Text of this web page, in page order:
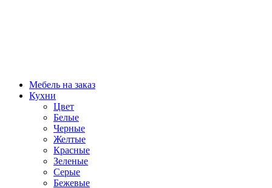
Мебель на заказ
Кухни
Цвет
Белые
Черные
Желтые
Красные
Зеленые
Серые
Бежевые